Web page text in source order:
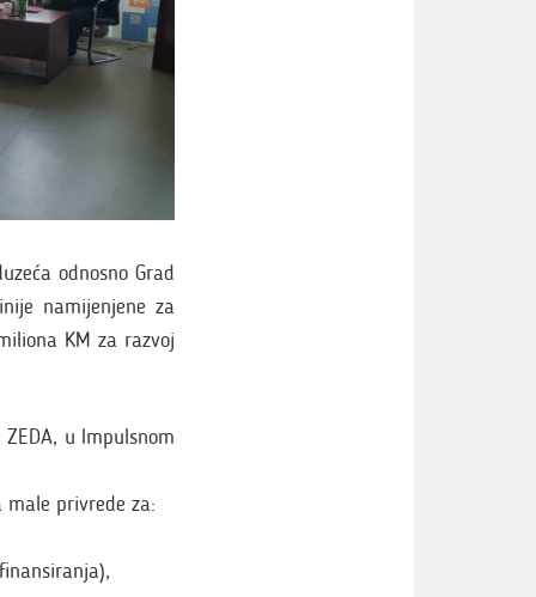
odnosno Grad
namijenjene za
KM za razvoj
u Impulsnom
privrede za: